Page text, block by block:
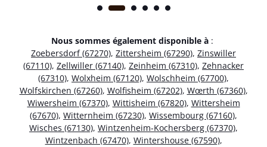
Nous sommes également disponible à :
Zoebersdorf (67270), Zittersheim (67290), Zinswiller
(67110), Zellwiller (67140), Zeinheim (67310), Zehnacker
(67310), Wolxheim (67120), Wolschheim (67700),
Wolfskirchen (67260), Wolfisheim (67202), Wœrth (67360),
Wiwersheim (67370), Wittisheim (67820), Wittersheim
(67670), Witternheim (67230), Wissembourg (67160),
Wisches (67130), Wintzenheim-Kochersberg (67370),
Wintzenbach (67470), Wintershouse (67590),